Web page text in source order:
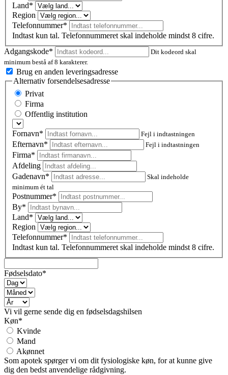
Land*
Region
Telefonnummer*
Indtast kun tal. Telefonnummeret skal indeholde mindst 8 cifre.
Adgangskode*
Dit kodeord skal
minimum bestå af 8 karakterer.
Brug en anden leveringsadresse
Alternativ forsendelsesadresse
Privat
Firma
Offentlig institution
Fornavn* Fejl i indtastningen
Efternavn* Fejl i indtastningen
Firma*
Afdeling
Gadenavn*
Skal indeholde
minimum ét tal
Postnummer*
By*
Land*
Region
Telefonnummer*
Indtast kun tal. Telefonnummeret skal indeholde mindst 8 cifre.
Fødselsdato*
Vi vil gerne sende dig en fødselsdagshilsen
Køn*
Kvinde
Mand
Akønnet
Som apotek spørger vi om dit fysiologiske køn, for at kunne give
dig den bedst anvendelige rådgivning.